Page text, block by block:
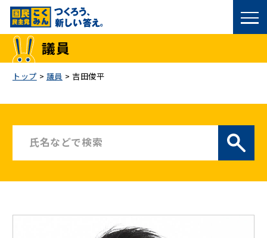
国民民主党トップ
議員
トップ > 議員 > 吉田俊平